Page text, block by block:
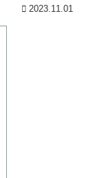
2023.11.01